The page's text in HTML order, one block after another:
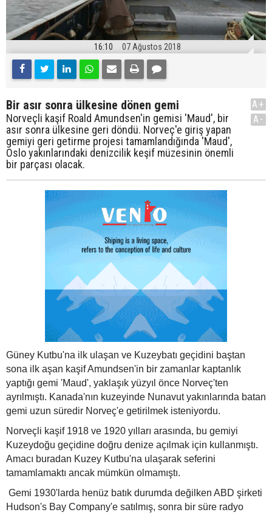
16:10 07 Ağustos 2018
Bir asır sonra ülkesine dönen gemi
Norveçli kaşif Roald Amundsen'in gemisi 'Maud', bir
asır sonra ülkesine geri döndü. Norveç'e giriş yapan
gemiyi geri getirme projesi tamamlandığında 'Maud',
Oslo yakınlarındaki denizcilik keşif müzesinin önemli
bir parçası olacak.
A+
A-
Güney Kutbu'na ilk ulaşan ve Kuzeybatı geçidini baştan
sona ilk aşan kaşif Amundsen'in bir zamanlar kaptanlık
yaptığı gemi 'Maud', yaklaşık yüzyıl önce Norveç'ten
ayrılmıştı. Kanada'nın kuzeyinde Nunavut yakınlarında batan
gemi uzun süredir Norveç'e getirilmek isteniyordu.
Norveçli kaşif 1918 ve 1920 yılları arasında, bu gemiyi
Kuzeydoğu geçidine doğru denize açılmak için kullanmıştı.
Amacı buradan Kuzey Kutbu'na ulaşarak seferini
tamamlamaktı ancak mümkün olmamıştı.
Gemi 1930'larda henüz batık durumda değilken ABD şirketi
Hudson's Bay Company'e satılmış, sonra bir süre radyo